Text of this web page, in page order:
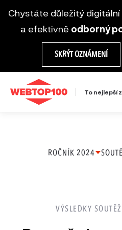
Chystáte důležitý
a efektivně odborný
SKRÝT OZNÁMENÍ
To nejlepší
ROČNÍK 2024
VÝSLEDKY